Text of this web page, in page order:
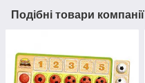
Подібні товари компанії